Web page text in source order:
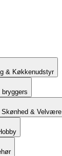
& Køkkenudstyr
Skønhed & Velvære